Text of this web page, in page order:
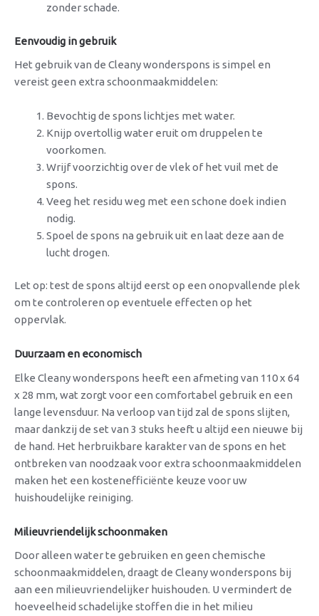
zonder schade.
Eenvoudig in gebruik
Het gebruik van de Cleany wonderspons is simpel en
vereist geen extra schoonmaakmiddelen:
Bevochtig de spons lichtjes met water.
Knijp overtollig water eruit om druppelen te
voorkomen.
Wrijf voorzichtig over de vlek of het vuil met de
spons.
Veeg het residu weg met een schone doek indien
nodig.
Spoel de spons na gebruik uit en laat deze aan de
lucht drogen.
Let op: test de spons altijd eerst op een onopvallende plek
om te controleren op eventuele effecten op het
oppervlak.
Duurzaam en economisch
Elke Cleany wonderspons heeft een afmeting van 110 x 64
x 28 mm, wat zorgt voor een comfortabel gebruik en een
lange levensduur. Na verloop van tijd zal de spons slijten,
maar dankzij de set van 3 stuks heeft u altijd een nieuwe bij
de hand. Het herbruikbare karakter van de spons en het
ontbreken van noodzaak voor extra schoonmaakmiddelen
maken het een kostenefficiënte keuze voor uw
huishoudelijke reiniging.
Milieuvriendelijk schoonmaken
Door alleen water te gebruiken en geen chemische
schoonmaakmiddelen, draagt de Cleany wonderspons bij
aan een milieuvriendelijker huishouden. U vermindert de
hoeveelheid schadelijke stoffen die in het milieu